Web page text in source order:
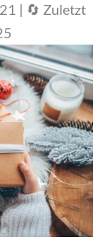
| 🔄 Zuletzt